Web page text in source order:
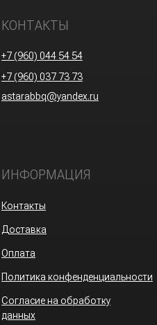
ИНФОРМАЦИЯ
КОНТАКТЫ
Согласие на обработку
данных
Доставка
Политика конфенденциальности
+7 (960) 044 54 54
+7 (960) 037 73 73
astarabbq@yandex.ru
Оплата
Контакты